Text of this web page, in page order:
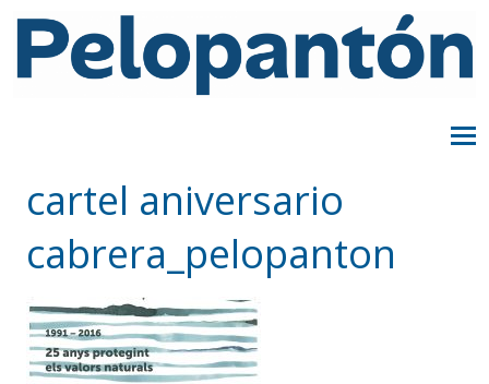
cartel aniversario
cabrera_pelopanton